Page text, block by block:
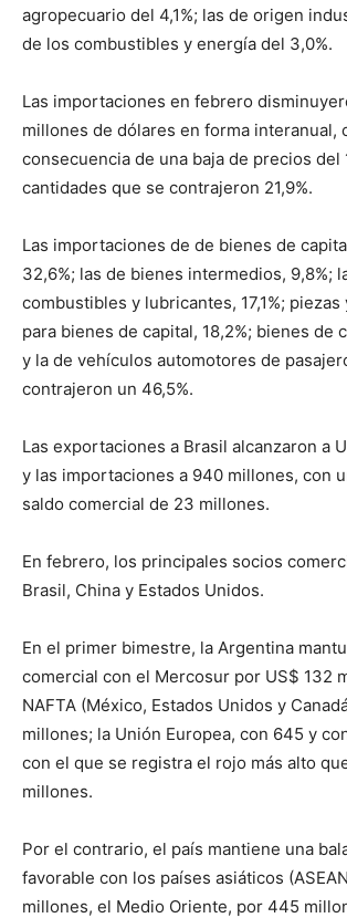
agropecuario del 4,1%; las de origen
de los combustibles y energía del 3,0%.
Las importaciones en febrero
millones de dólares en forma interanual,
consecuencia de una baja de precios del
cantidades que se contrajeron 21,9%.
Las importaciones de de bienes de
32,6%; las de bienes intermedios, 9,8%;
combustibles y lubricantes, 17,1%;
para bienes de capital, 18,2%; bienes de
y la de vehículos automotores de
contrajeron un 46,5%.
Las exportaciones a Brasil alcanzaron a
y las importaciones a 940 millones, con
saldo comercial de 23 millones.
En febrero, los principales socios
Brasil, China y Estados Unidos.
En el primer bimestre, la Argentina
comercial con el Mercosur por US$ 132
NAFTA (México, Estados Unidos y
millones; la Unión Europea, con 645 y
con el que se registra el rojo más alto
millones.
Por el contrario, el país mantiene una
favorable con los países asiáticos
millones, el Medio Oriente, por 445